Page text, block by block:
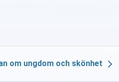
om ungdom och skönhet